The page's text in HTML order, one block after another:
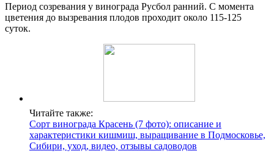
Период созревания у винограда Русбол ранний. С момента
цветения до вызревания плодов проходит около 115-125
суток.
Читайте также:
Сорт винограда Красень (7 фото): описание и
характеристики кишмиш, выращивание в Подмосковье,
Сибири, уход, видео, отзывы садоводов